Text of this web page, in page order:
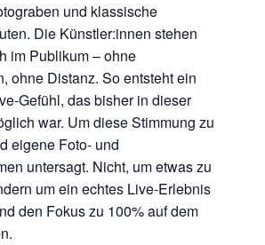
und klassische
Die Künstler:innen stehen
im Publikum – ohne
ohne Distanz. So entsteht ein
Gefühl, das bisher in dieser
war. Um diese Stimmung zu
eigene Foto- und
untersagt. Nicht, um etwas zu
um ein echtes Live-Erlebnis
den Fokus zu 100% auf dem